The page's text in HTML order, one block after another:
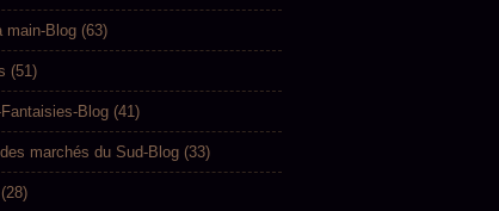
main-Blog (63)
(51)
Blog (41)
marchés du Sud-Blog (33)
(28)